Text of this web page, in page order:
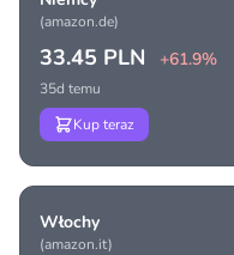
(amazon.de)
33.45 PLN +61.9%
35d temu
Kup teraz
Włochy
(amazon.it)